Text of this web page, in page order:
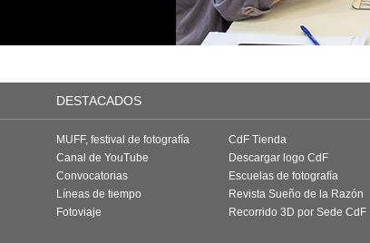
DESTACADOS
MUFF, festival de fotografía
Canal de YouTube
Convocatorias
Líneas de tiempo
Fotoviaje
CdF Tienda
Descargar logo CdF
Escuelas de fotografía
Revista Sueño de la Razón
Recorrido 3D por Sede CdF